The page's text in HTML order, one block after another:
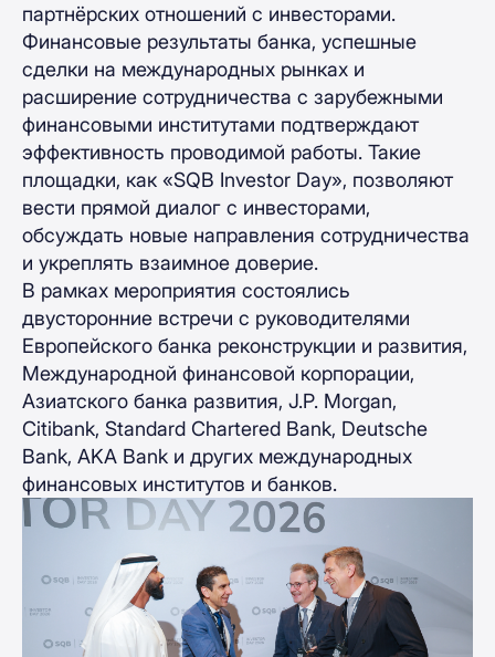
партнёрских отношений с инвесторами.
Финансовые результаты банка, успешные
сделки на международных рынках и
расширение сотрудничества с зарубежными
финансовыми институтами подтверждают
эффективность проводимой работы. Такие
площадки, как «SQB Investor Day», позволяют
вести прямой диалог с инвесторами,
обсуждать новые направления сотрудничества
и укреплять взаимное доверие.
В рамках мероприятия состоялись
двусторонние встречи с руководителями
Европейского банка реконструкции и развития,
Международной финансовой корпорации,
Азиатского банка развития, J.P. Morgan,
Citibank, Standard Chartered Bank, Deutsche
Bank, AKA Bank и других международных
финансовых институтов и банков.